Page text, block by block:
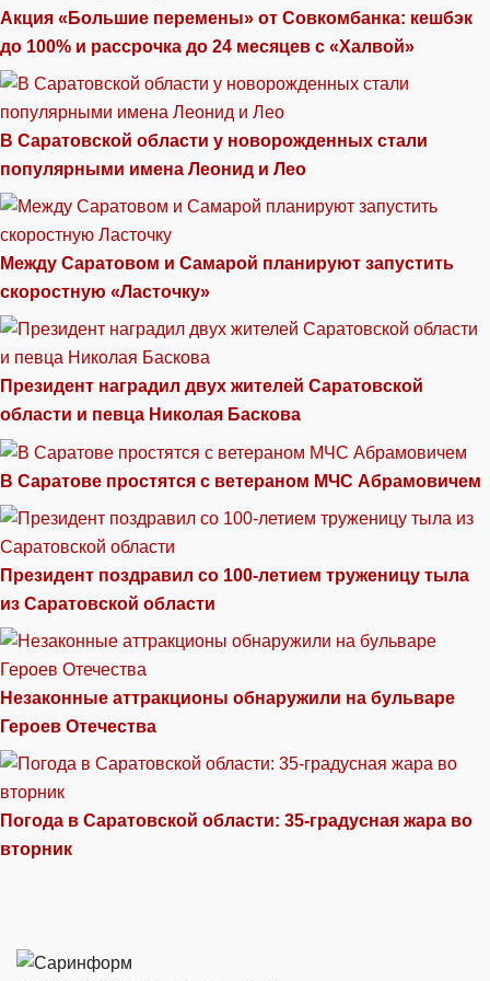
Акция «Большие перемены» от Совкомбанка: кешбэк
до 100% и рассрочка до 24 месяцев с «Халвой»
В Саратовской области у новорожденных стали
популярными имена Леонид и Лео
Между Саратовом и Самарой планируют запустить
скоростную «Ласточку»
Президент наградил двух жителей Саратовской
области и певца Николая Баскова
В Саратове простятся с ветераном МЧС Абрамовичем
Президент поздравил со 100-летием труженицу тыла
из Саратовской области
Незаконные аттракционы обнаружили на бульваре
Героев Отечества
Погода в Саратовской области: 35-градусная жара во
вторник